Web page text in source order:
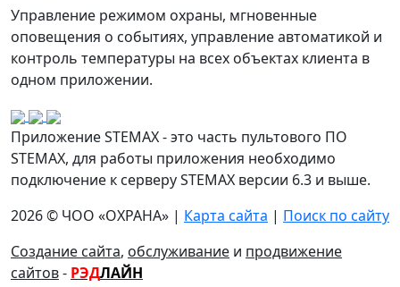
Управление режимом охраны, мгновенные
оповещения о событиях, управление автоматикой и
контроль температуры на всех объектах клиента в
одном приложении.
Приложение STEMAX - это часть пультового ПО
STEMAX, для работы приложения необходимо
подключение к серверу STEMAX версии 6.3 и выше.
2026 © ЧОО «ОХРАНА» | Карта сайта | Поиск по сайту
Создание сайта, обслуживание и продвижение
сайтов- РЭДЛАЙН